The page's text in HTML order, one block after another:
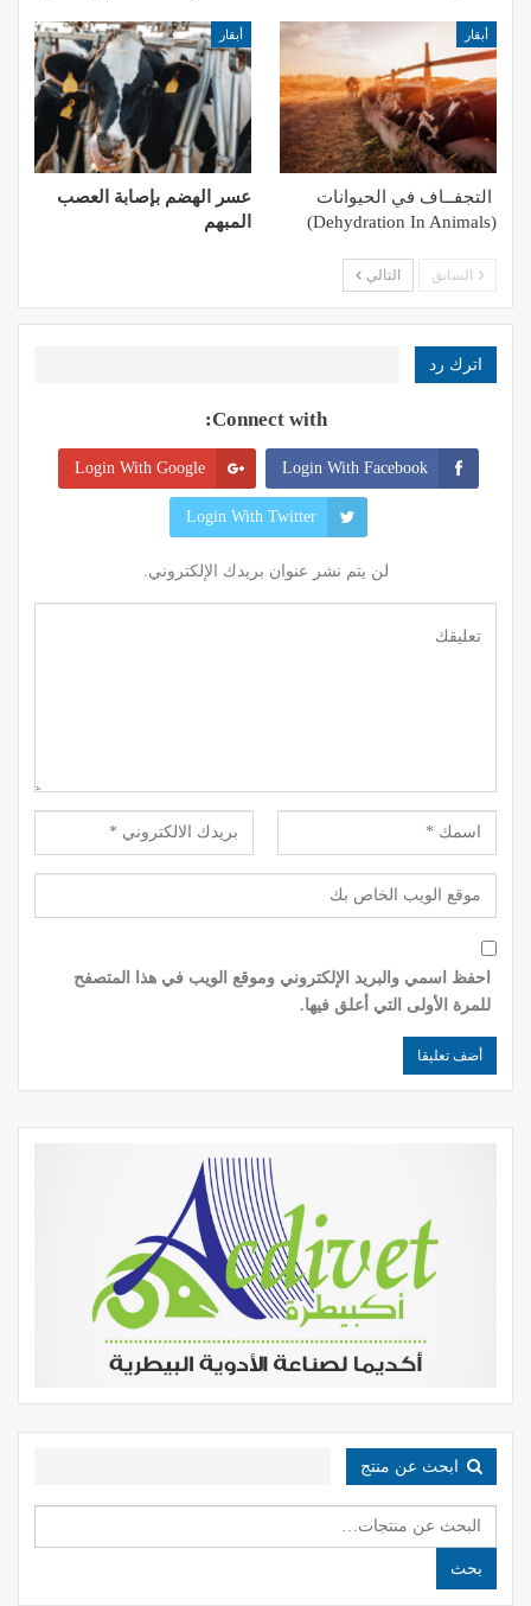
أبقار
التجفــاف في الحيوانات
(Dehydration In Animals)
أبقار
عسر الهضم بإصابة العصب
المبهم
السابق التالي
اترك رد
Connect with:
Login With Facebook
Login With Google
Login With Twitter
لن يتم نشر عنوان بريدك الإلكتروني.
احفظ اسمي والبريد الإلكتروني وموقع الويب في هذا المتصفح
للمرة الأولى التي أعلق فيها.
ابحث عن منتج
البحث
عن:
بحث